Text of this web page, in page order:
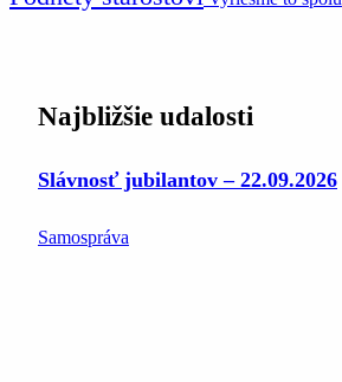
Najbližšie udalosti
Slávnosť jubilantov – 22.09.2026
Samospráva